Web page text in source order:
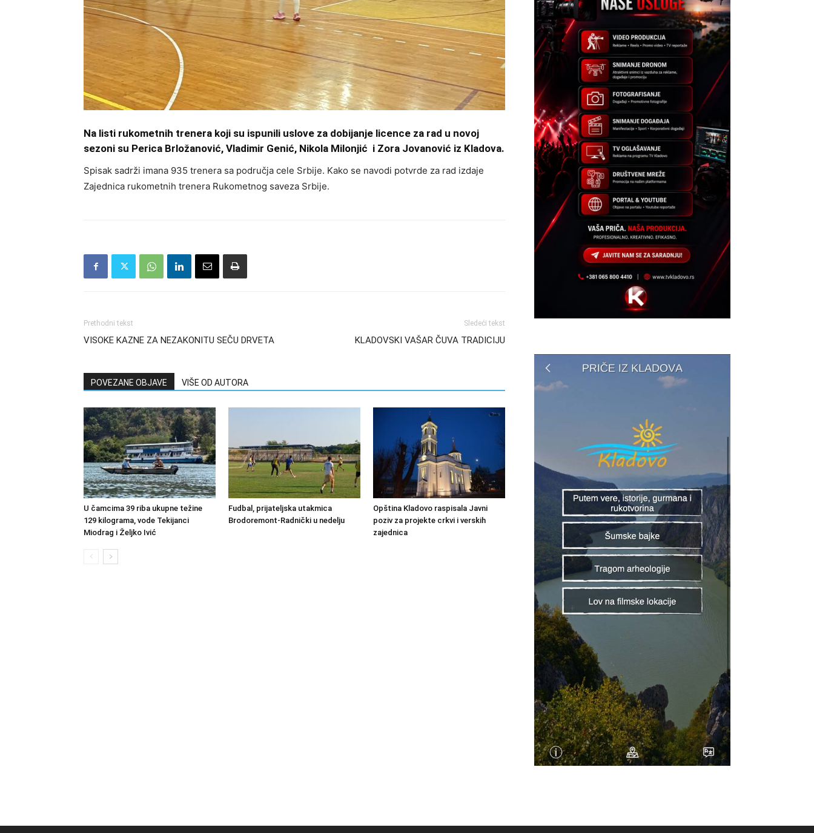
Na listi rukometnih trenera koji su ispunili uslove za dobijanje licence za rad u novoj
sezoni su Perica Brložanović, Vladimir Genić, Nikola Milonjić i Zora Jovanović iz Kladova.
Spisak sadrži imana 935 trenera sa područja cele Srbije. Kako se navodi potvrde za rad izdaje
Zajednica rukometnih trenera Rukometnog saveza Srbije.
Prethodni tekst
VISOKE KAZNE ZA NEZAKONITU SEČU DRVETA
Sledeći tekst
KLADOVSKI VAŠAR ČUVA TRADICIJU
POVEZANE OBJAVE VIŠE OD AUTORA
U čamcima 39 riba ukupne težine
129 kilograma, vode Tekijanci
Miodrag i Željko Ivić
Fudbal, prijateljska utakmica
Brodoremont-Radnički u nedelju
Opština Kladovo raspisala Javni
poziv za projekte crkvi i verskih
zajednica